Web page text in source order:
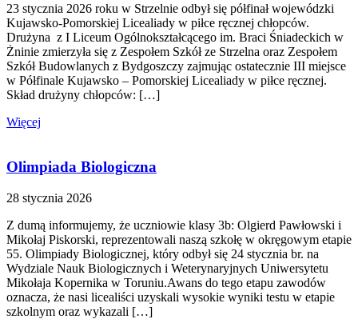
23 stycznia 2026 roku w Strzelnie odbył się półfinał wojewódzki
Kujawsko-Pomorskiej Licealiady w piłce ręcznej chłopców.
Drużyna z I Liceum Ogólnokształcącego im. Braci Śniadeckich w
Żninie zmierzyła się z Zespołem Szkół ze Strzelna oraz Zespołem
Szkół Budowlanych z Bydgoszczy zajmując ostatecznie III miejsce
w Półfinale Kujawsko – Pomorskiej Licealiady w piłce ręcznej.
Skład drużyny chłopców: […]
Więcej
Olimpiada Biologiczna
28 stycznia 2026
Z dumą informujemy, że uczniowie klasy 3b: Olgierd Pawłowski i
Mikołaj Piskorski, reprezentowali naszą szkołę w okręgowym etapie
55. Olimpiady Biologicznej, który odbył się 24 stycznia br. na
Wydziale Nauk Biologicznych i Weterynaryjnych Uniwersytetu
Mikołaja Kopernika w Toruniu.Awans do tego etapu zawodów
oznacza, że nasi licealiści uzyskali wysokie wyniki testu w etapie
szkolnym oraz wykazali […]